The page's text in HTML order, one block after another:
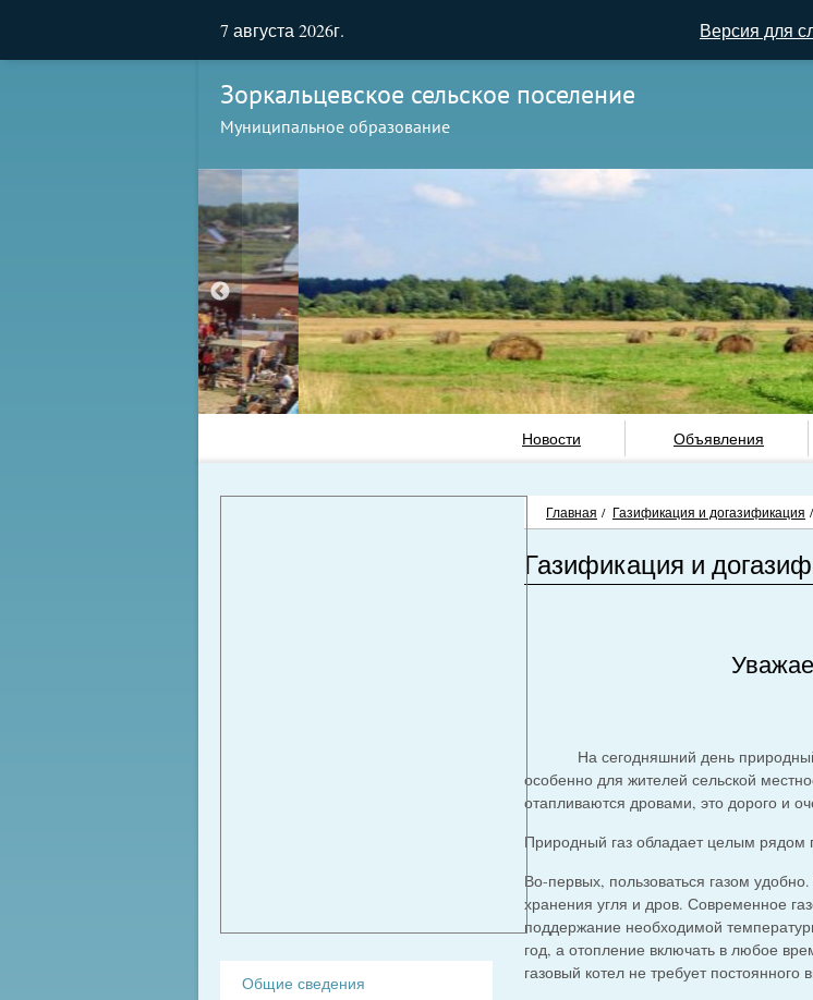
7 августа 2026г. Версия для
Зоркальцевское сельское поселение
Муниципальное образование
Новости Объявления
Главная / Газификация и догазификация /
Газификация и
На сегодняшний день природный
особенно для жителей сельской
отапливаются дровами, это дорого и
Природный газ обладает целым рядом
Во-первых, пользоваться газом
хранения угля и дров. Современное
поддержание необходимой
год, а отопление включать в любое
газовый котел не требует постоянного
Общие сведения